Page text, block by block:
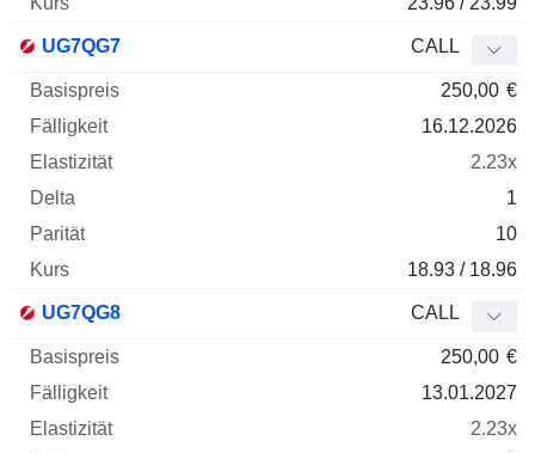
UG7QG7 CALL
250,00 €
16.12.2026
2.23x
1
10
18.93 / 18.96
UG7QG8 CALL
250,00 €
13.01.2027
2.23x